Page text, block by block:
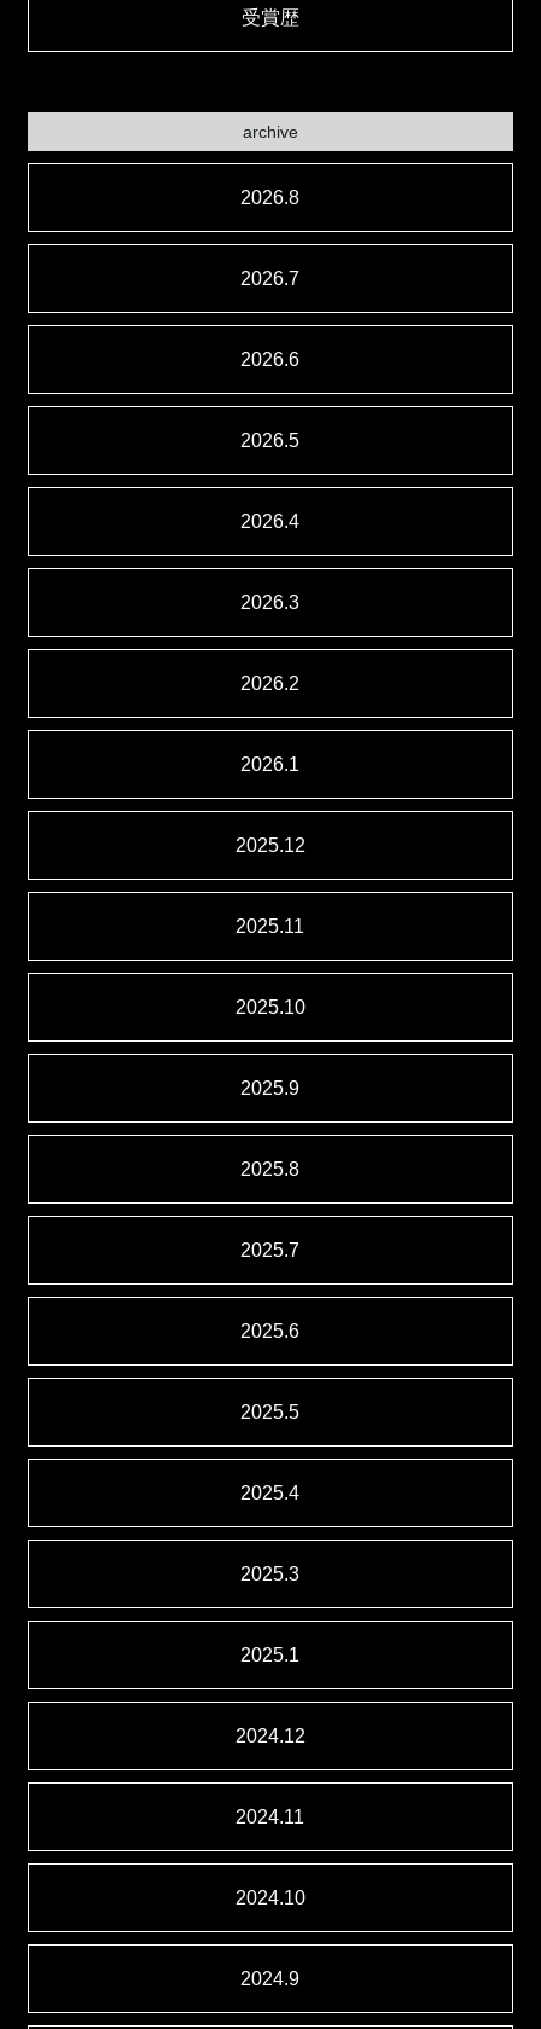
受賞歴
archive
2026.8
2026.7
2026.6
2026.5
2026.4
2026.3
2026.2
2026.1
2025.12
2025.11
2025.10
2025.9
2025.8
2025.7
2025.6
2025.5
2025.4
2025.3
2025.1
2024.12
2024.11
2024.10
2024.9